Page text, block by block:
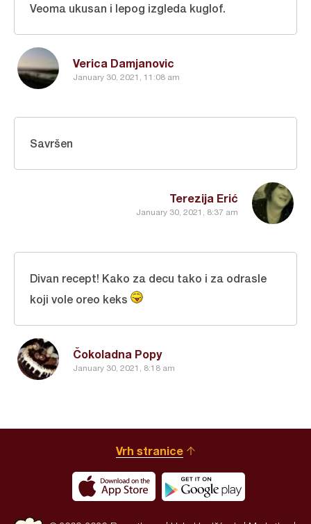
Verica Damjanovic
January 30, 2021, 11:08 am
Veoma ukusan i lepog izgleda kuglof.
Terezija Erić
January 30, 2021, 8:37 am
Savršen
Čokoladna Popy
January 30, 2021, 8:18 am
Divan recept! Kako za decu tako i za odrasle
koji vole oreo keks
Vrh stranice